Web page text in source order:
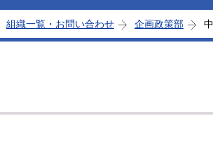
組織一覧・お問い合わせ 企画政策部